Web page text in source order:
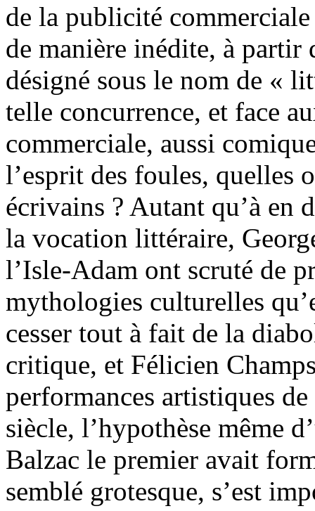
de la publicité
de manière inédite, à partir
désigné sous le nom de «
telle concurrence, et face
commerciale, aussi
l’esprit des foules, quelles
écrivains ? Autant qu’à en
la vocation littéraire,
l’Isle-Adam ont scruté de
mythologies culturelles
cesser tout à fait de la
critique, et Félicien
performances artistiques
siècle, l’hypothèse même
Balzac le premier avait
semblé grotesque, s’est